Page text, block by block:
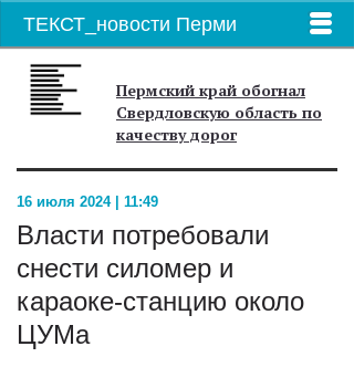
ТЕКСТ_новости Перми
Пермский край обогнал
Свердловскую область по
качеству дорог
16 июля 2024 | 11:49
Власти потребовали
снести силомер и
караоке-станцию около
ЦУМа